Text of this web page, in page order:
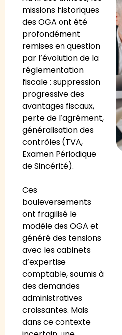
missions historiques
des OGA ont été
profondément
remises en question
par l’évolution de la
réglementation
fiscale : suppression
progressive des
avantages fiscaux,
perte de l’agrément,
généralisation des
contrôles (TVA,
Examen Périodique
de Sincérité).
Ces
bouleversements
ont fragilisé le
modèle des OGA et
généré des tensions
avec les cabinets
d’expertise
comptable, soumis à
des demandes
administratives
croissantes. Mais
dans ce contexte